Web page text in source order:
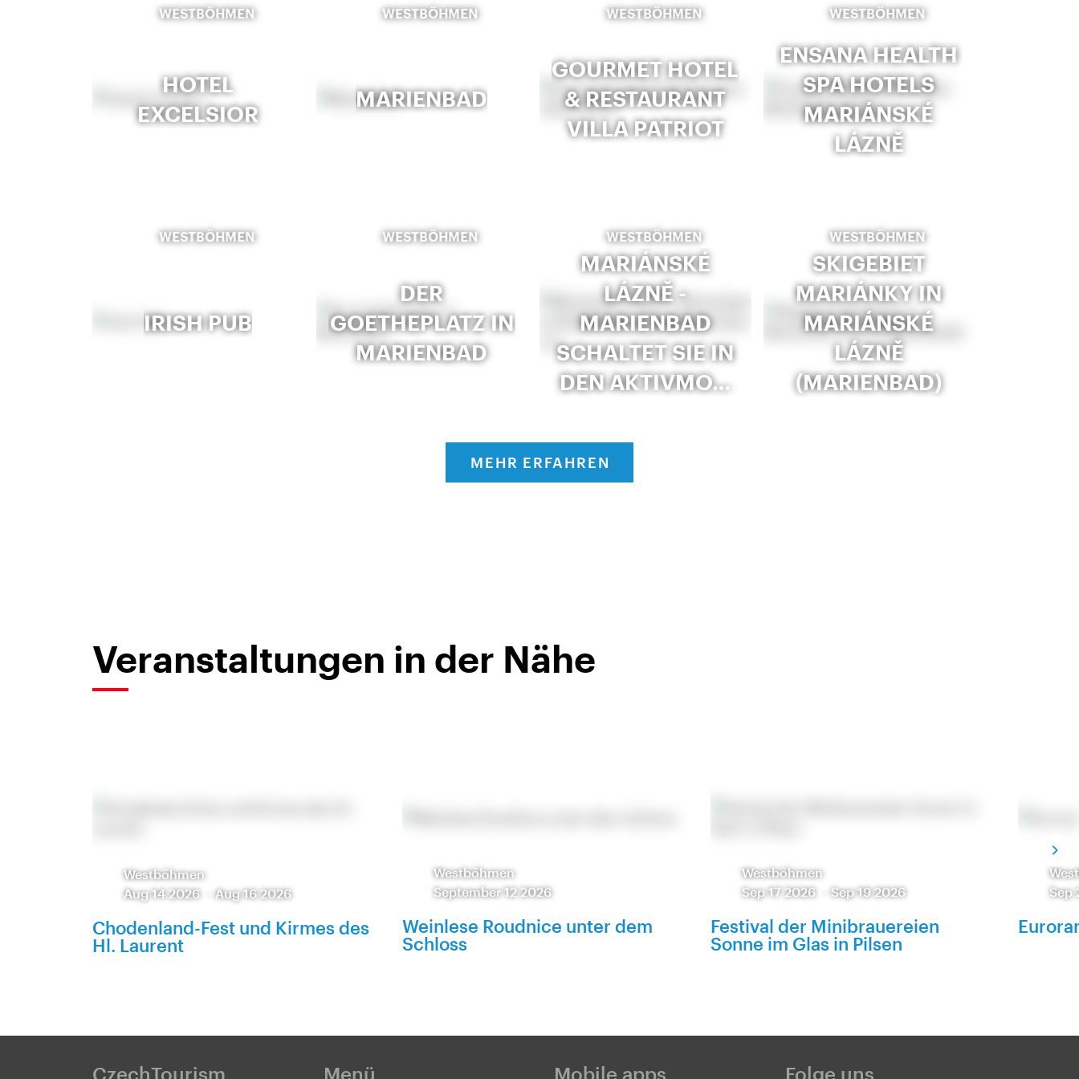
WESTBÖHMEN
HOTEL
EXCELSIOR
WESTBÖHMEN
MARIENBAD
WESTBÖHMEN
GOURMET HOTEL
& RESTAURANT
VILLA PATRIOT
WESTBÖHMEN
ENSANA HEALTH
SPA HOTELS
MARIÁNSKÉ
LÁZNĚ
WESTBÖHMEN
IRISH PUB
WESTBÖHMEN
DER
GOETHEPLATZ IN
MARIENBAD
WESTBÖHMEN
MARIÁNSKÉ
LÁZNĚ -
MARIENBAD
SCHALTET SIE IN
DEN AKTIVMO…
WESTBÖHMEN
SKIGEBIET
MARIÁNKY IN
MARIÁNSKÉ
LÁZNĚ
(MARIENBAD)
MEHR ERFAHREN
Veranstaltungen in der Nähe
Westböhmen
Aug 14 2026
-Aug 16 2026
Chodenland-Fest und Kirmes des
Hl. Laurent
Westböhmen
September 12 2026
Weinlese Roudnice unter dem
Schloss
Westböhmen
Sep 17 2026
Sep 19 2026
Festival der Minibrauereien
Sonne im Glas in Pilsen
Sep
CzechTourism Menü Mobile apps Folge uns